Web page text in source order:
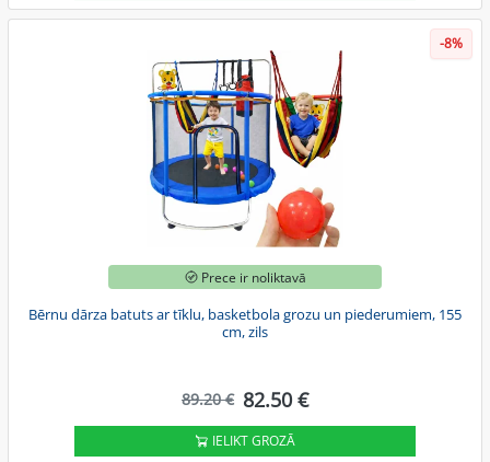
-8%
Prece ir noliktavā
Bērnu dārza batuts ar tīklu, basketbola grozu un piederumiem, 155
cm, zils
89.20 € 82.50 €
IELIKT GROZĀ